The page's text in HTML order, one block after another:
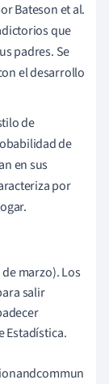
Bateson et al.
que
padres. Se
el desarrollo
de
de
en sus
por
marzo). Los
salir
Estadística.